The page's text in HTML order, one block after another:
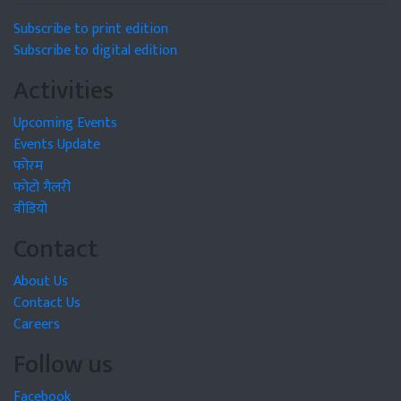
Subscribe to print edition
Subscribe to digital edition
Activities
Upcoming Events
Events Update
फोरम
फोटो गैलरी
वीडियो
Contact
About Us
Contact Us
Careers
Follow us